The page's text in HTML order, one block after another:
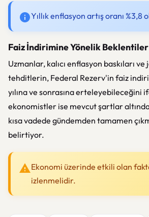
Yıllık enflasyon artış oranı
Faiz İndirimine Yönelik Beklentiler
Uzmanlar, kalıcı enflasyon baskıları
tehditlerin, Federal Rezerv'in faiz
yılına ve sonrasına erteleyebileceğini
ekonomistler ise mevcut şartlar
kısa vadede gündemden tamamen
belirtiyor.
Ekonomi üzerinde etkili olan
izlenmelidir.